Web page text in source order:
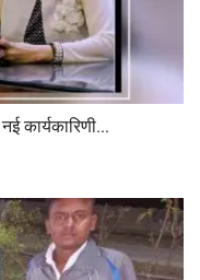
कार्यकारिणी...